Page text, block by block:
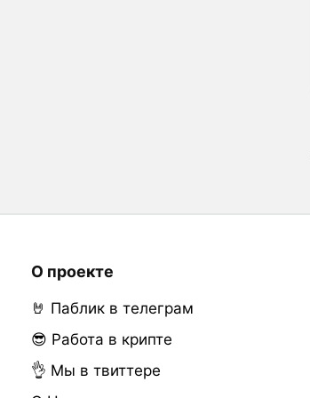
О проекте
🤘 Паблик в телеграм
😎 Работа в крипте
👌 Мы в твиттере